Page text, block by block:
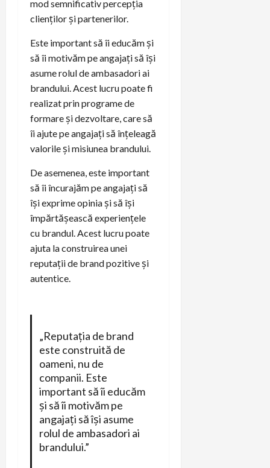
mod semnificativ percepția
clienților și partenerilor.
Este important să îi educăm și
să îi motivăm pe angajați să își
asume rolul de ambasadori ai
brandului. Acest lucru poate fi
realizat prin programe de
formare și dezvoltare, care să
îi ajute pe angajați să înțeleagă
valorile și misiunea brandului.
De asemenea, este important
să îi încurajăm pe angajați să
își exprime opinia și să își
împărtășească experiențele
cu brandul. Acest lucru poate
ajuta la construirea unei
reputații de brand pozitive și
autentice.
„Reputația de brand
este construită de
oameni, nu de
companii. Este
important să îi educăm
și să îi motivăm pe
angajați să își asume
rolul de ambasadori ai
brandului.”